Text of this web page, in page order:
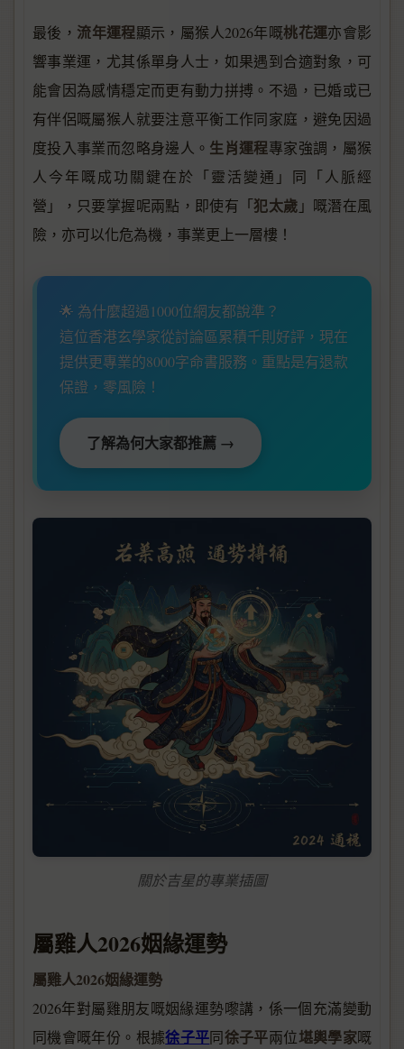
最後， 流年運程顯示，屬猴人2026年嘅桃花運亦會影
響事業運，尤其係單身人士，如果遇到合適對象，可
能會因為感情穩定而更有動力拼搏。不過，已婚或已
有伴侶嘅屬猴人就要注意平衡工作同家庭，避免因過
度投入事業而忽略身邊人。 生肖運程專家強調，屬猴
人今年嘅成功關鍵在於「靈活變通」同「人脈經
營」，只要掌握呢兩點，即使有「犯太歲 」嘅潛在風
險，亦可以化危為機，事業更上一層樓！
🌟 為什麼超過1000位網友都說準？
這位香港玄學家從討論區累積千則好評，現在
提供更專業的8000字命書服務。重點是有退款
保證，零風險！
了解為何大家都推薦 →
關於吉星的專業插圖
屬雞人2026姻緣運勢
屬雞人2026姻緣運勢
2026年對屬雞朋友嘅姻緣運勢嚟講，係一個充滿變動
同機會嘅年份。根據徐子平同徐子平兩位堪輿學家嘅